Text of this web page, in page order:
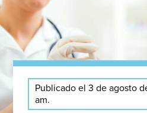
Publicado el 3 de agosto
am.